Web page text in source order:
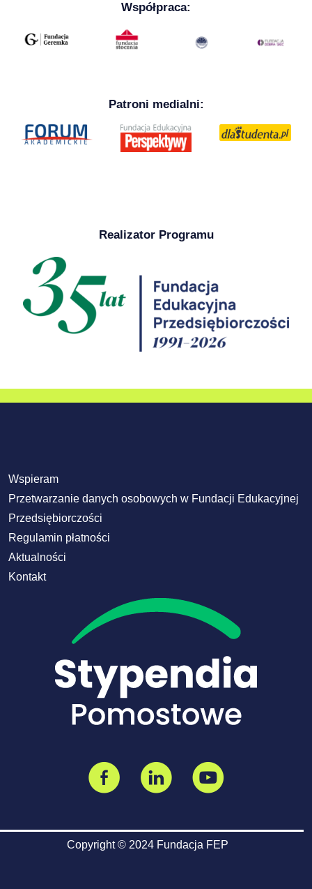
Współpraca:
Patroni medialni:
Realizator Programu
Wspieram
Przetwarzanie danych osobowych w Fundacji Edukacyjnej
Przedsiębiorczości
Regulamin płatności
Aktualności
Kontakt
Copyright © 2024 Fundacja FEP